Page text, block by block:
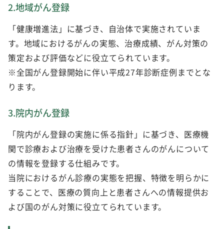
2.地域がん登録
「健康増進法」に基づき、自治体で実施されていま
す。地域におけるがんの実態、治療成績、がん対策の
策定および評価などに役立てられています。
※全国がん登録開始に伴い平成27年診断症例までとな
ります。
3.院内がん登録
「院内がん登録の実施に係る指針」に基づき、医療機
関で診療および治療を受けた患者さんのがんについて
の情報を登録する仕組みです。
当院におけるがん診療の実態を把握、特徴を明らかに
することで、医療の質向上と患者さんへの情報提供お
よび国のがん対策に役立てられています。